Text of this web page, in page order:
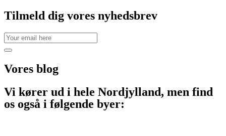
Tilmeld dig vores nyhedsbrev
Vores blog
Vi kører ud i hele Nordjylland, men find
os også i følgende byer: